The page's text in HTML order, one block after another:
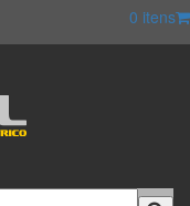
0 itens